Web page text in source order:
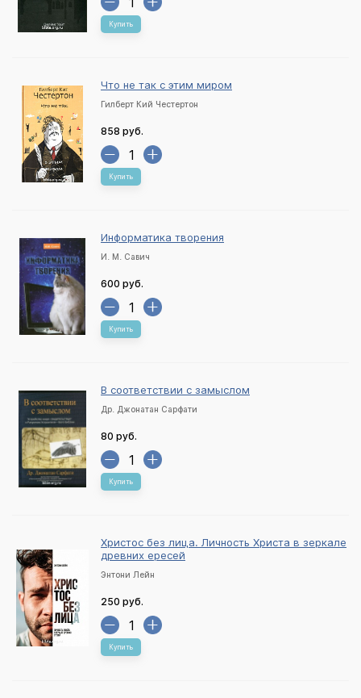
Купить
Что не так с этим миром
Гилберт Кий Честертон
858 руб.
Купить
Информатика творения
И. М. Савич
600 руб.
Купить
В соответствии с замыслом
Др. Джонатан Сарфати
80 руб.
Купить
Христос без лица. Личность Христа в зеркале
древних ересей
Энтони Лейн
250 руб.
Купить